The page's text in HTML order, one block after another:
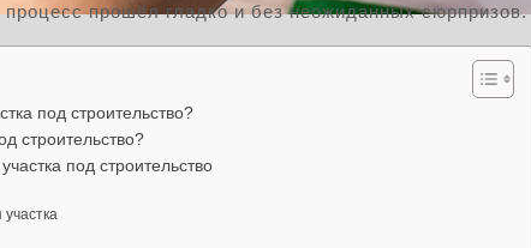
прошёл гладко и без неожиданных сюрпризов.
под строительство?
строительство?
под строительство